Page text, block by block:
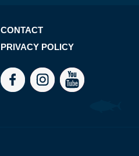
CONTACT
PRIVACY POLICY